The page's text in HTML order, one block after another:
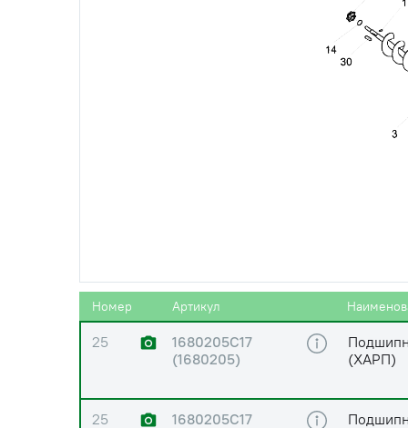
Номер Артикул
Болт
Гайка
25
1680205С17
(1680205)
(ХАРП)
25
1680205С17